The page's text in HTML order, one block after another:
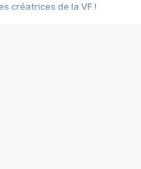
créatrices de la VF !